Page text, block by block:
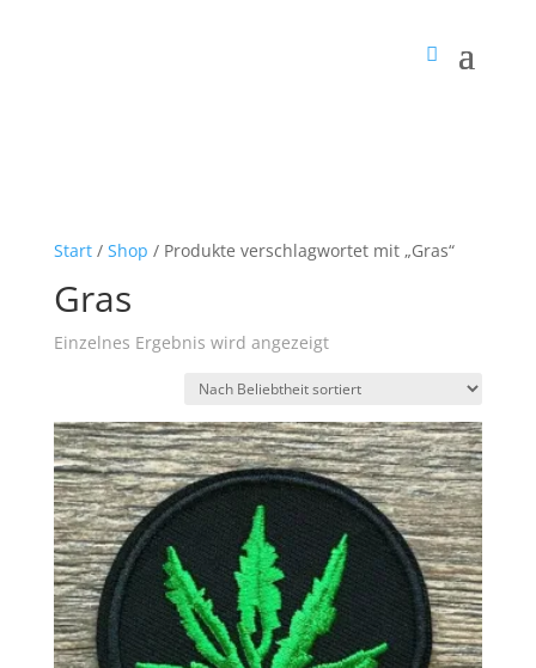
Start/ Shop / Produkte verschlagwortet mit „Gras“
Gras
Einzelnes Ergebnis wird angezeigt